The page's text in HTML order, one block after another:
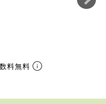
料無料